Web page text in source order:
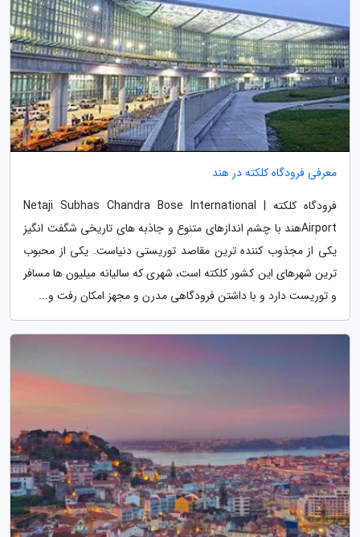
معرفی فرودگاه کلکته در هند
فرودگاه کلکته | Netaji Subhas Chandra Bose International
Airportهند با چشم اندازهای متنوع و جاذبه های تاریخی شگفت انگیز
یکی از مجذوب کننده ترین مقاصد توریستی دنیاست. یکی از محبوب
ترین شهرهای این کشور کلکته است، شهری که سالیانه میلیون ها مسافر
و توریست دارد و با داشتن فرودگاهی مدرن و مجهز امکان رفت و...